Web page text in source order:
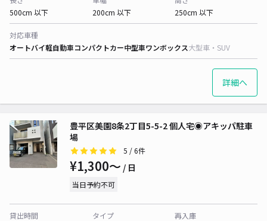
500cm 以下
200cm 以下
250cm 以下
対応車種
オートバイ軽自動車コンパクトカー中型車ワンボックス大型車・SUV
詳細へ
豊平区美園8条2丁目5-5-2 個人宅◉アキッパ駐車
場
5 / 6件
¥1,300〜 / 日
当日予約不可
貸出時間
タイプ
再入庫